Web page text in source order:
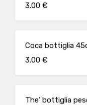
3.00 €
Coca bottiglia
3.00 €
The’ bottiglia